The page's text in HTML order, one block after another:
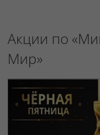
Акции по
Мир»